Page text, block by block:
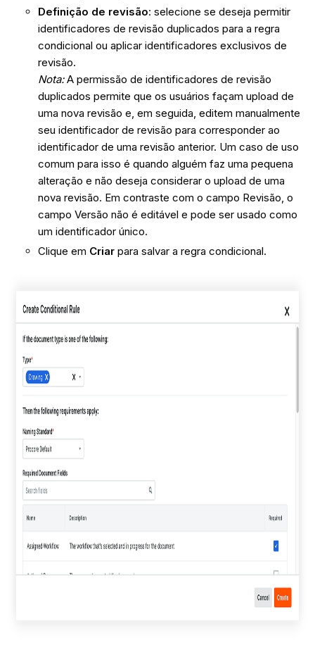
Definição de revisão: selecione se deseja permitir
identificadores de revisão duplicados para a regra
condicional ou aplicar identificadores exclusivos de
revisão.
Nota:A permissão de identificadores de revisão
duplicados permite que os usuários façam upload de
uma nova revisão e, em seguida, editem manualmente
seu identificador de revisão para corresponder ao
identificador de uma revisão anterior. Um caso de uso
comum para isso é quando alguém faz uma pequena
alteração e não deseja considerar o upload de uma
nova revisão. Em contraste com o campo Revisão, o
campo Versão não é editável e pode ser usado como
um identificador único.
Clique em Criarpara salvar a regra condicional.